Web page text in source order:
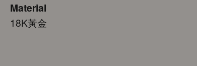
Material
18K黃金